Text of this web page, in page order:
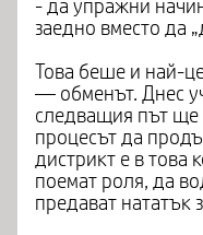
- да упражни
заедно вместо да
Това беше и най-
— обменът. Днес
следващия път ще
процесът да
дистрикт е в това
поемат роля, да
предават нататък